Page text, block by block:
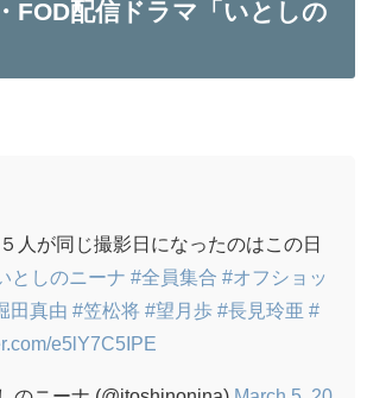
FOD配信ドラマ「いとしの
人が同じ撮影日になったのはこの日
としのニーナ #全員集合 #オフショッ
田真由 #笠松将 #望月歩 #長見玲亜 #
e5lY7C5IPE